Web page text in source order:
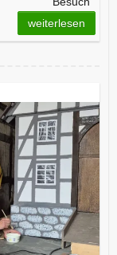
weiterlesen